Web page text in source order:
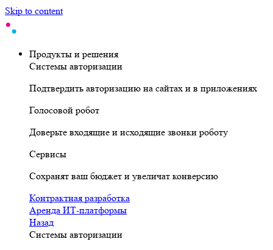
Skip to content
Продукты и решения
Системы авторизации
Подтвердить авторизацию на сайтах и в приложениях
Голосовой робот
Доверьте входящие и исходящие звонки роботу
Сервисы
Сохранят ваш бюджет и увеличат конверсию
Контрактная разработка
Аренда ИТ-платформы
Назад
Системы авторизации